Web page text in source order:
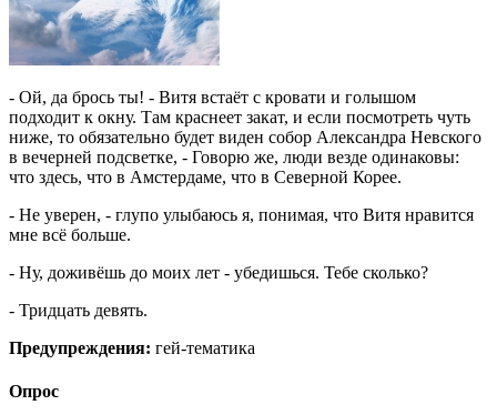
- Ой, да брось ты! - Витя встаёт с кровати и голышом
подходит к окну. Там краснеет закат, и если посмотреть чуть
ниже, то обязательно будет виден собор Александра Невского
в вечерней подсветке, - Говорю же, люди везде одинаковы:
что здесь, что в Амстердаме, что в Северной Корее.
- Не уверен, - глупо улыбаюсь я, понимая, что Витя нравится
мне всё больше.
- Ну, доживёшь до моих лет - убедишься. Тебе сколько?
- Тридцать девять.
Предупреждения: гей-тематика
Опрос